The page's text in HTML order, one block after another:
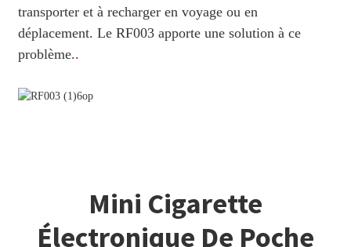
transporter et à recharger en voyage ou en
déplacement. Le RF003 apporte une solution à ce
problème..
Mini Cigarette
Électronique De Poche